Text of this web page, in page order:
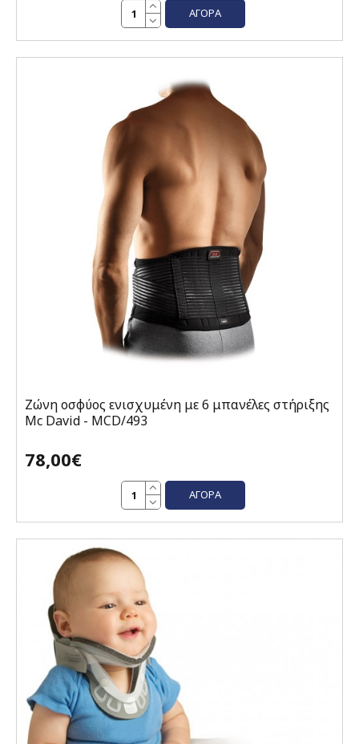
ΑΓΟΡΆ
Ζώνη οσφύος ενισχυμένη με 6 μπανέλες στήριξης
Mc David - MCD/493
78,00€
ΑΓΟΡΆ